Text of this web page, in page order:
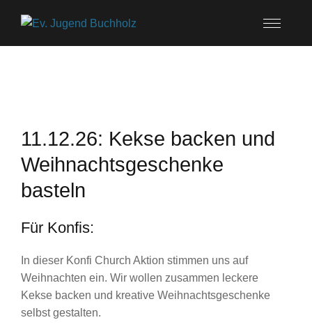
11.12.26: Kekse backen und
Weihnachtsgeschenke
basteln
Für Konfis:
In dieser Konfi Church Aktion stimmen uns auf
Weihnachten ein. Wir wollen zusammen leckere
Kekse backen und kreative Weihnachtsgeschenke
selbst gestalten.